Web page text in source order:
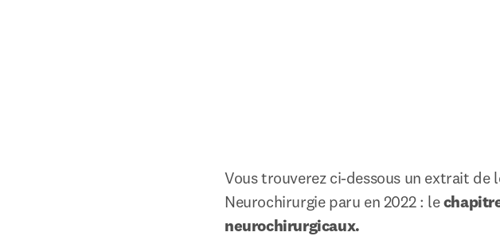
Vous trouverez ci-dessous un extrait de
Neurochirurgie paru en 2022 : le
neurochirurgicaux.